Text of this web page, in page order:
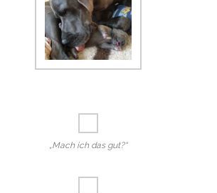
„Mach ich das gut?“